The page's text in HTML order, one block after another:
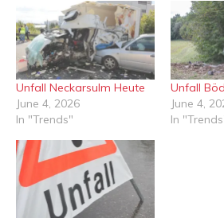
Unfall Neckarsulm Heute
June 4, 2026
In "Trends"
Unfall
June 4,
In